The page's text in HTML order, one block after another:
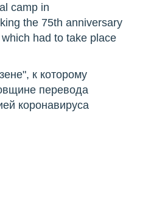
camp in
the 75th anniversary
had to take place
к которому
перевода
коронавируса